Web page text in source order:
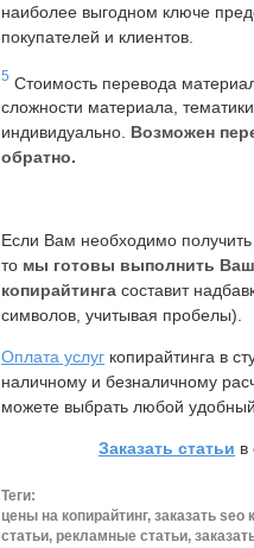
наиболее выгодном ключе
покупателей и клиентов.
5 Стоимость перевода
сложности материала,
индивидуально. Возможен
обратно.
Если Вам необходимо
то мы готовы выполнить Ваш
копирайтинга составит
символов, учитывая пробелы).
Оплата услуг копирайтинга в
наличному и безналичному
можете выбрать любой
Заказать статьи в
Теги:
цены на копирайтинг, заказать
статьи, рекламные статьи,